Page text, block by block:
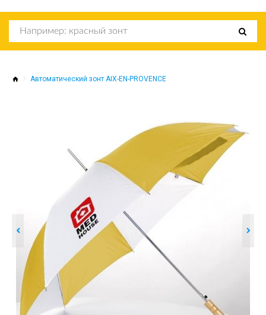
Автоматический зонт AIX-EN-PROVENCE